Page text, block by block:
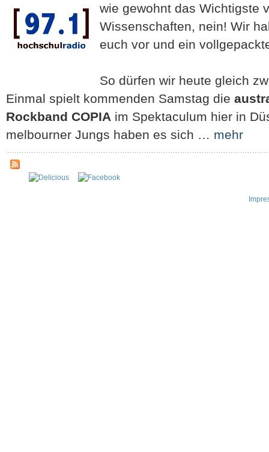
wie gewohnt das Wichtigste
Wissenschaften, nein! Wir
euch vor und ein
So dürfen wir heute gleich
Einmal spielt kommenden Samstag die
Rockband COPIA im Spektaculum hier in
melbourner Jungs haben es sich … mehr